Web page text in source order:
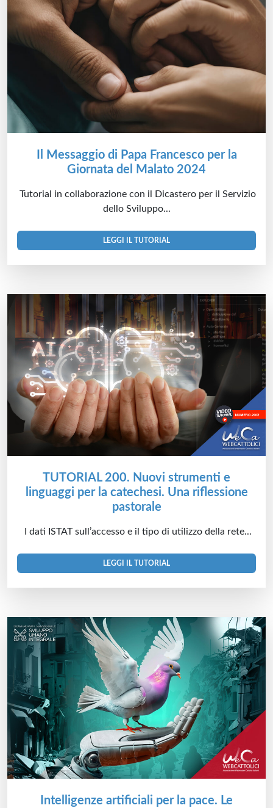
Il Messaggio di Papa Francesco per la
Giornata del Malato 2024
Tutorial in collaborazione con il Dicastero per il Servizio
dello Sviluppo...
LEGGI IL TUTORIAL
TUTORIAL 200. Nuovi strumenti e
linguaggi per la catechesi. Una riflessione
pastorale
I dati ISTAT sull’accesso e il tipo di utilizzo della rete...
LEGGI IL TUTORIAL
Intelligenze artificiali per la pace. Le